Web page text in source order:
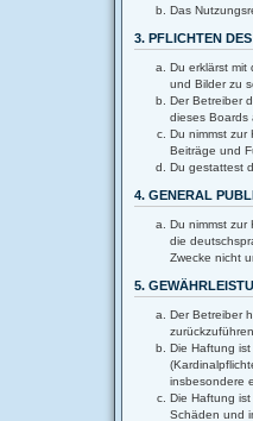
Das
3. PFLICHTEN
Du erklärst
und Bilder zu
Der Betreiber
dieses Boards
Du nimmst zur
Beiträge und
Du gestattest
4. GENERAL
Du nimmst zur
die
Zwecke nicht
5.
Der Betreiber
Die Haftung
insbesondere
Die Haftung
Schäden und